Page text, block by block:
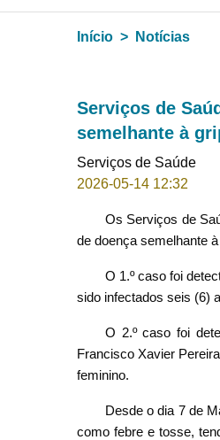
Início Notícias
Serviços de
semelhante à
Serviços de Saúde
2026-05-14 12:32
Os Serviços de
de doença semelhante
O 1.º caso foi
sido infectados seis (6)
O 2.º caso foi
Francisco Xavier
feminino.
Desde o dia 7 de
como febre e tosse,